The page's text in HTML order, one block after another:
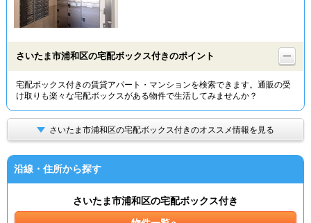
物件特集から
TOP
さいたま市浦和区の宅配ボックス付きのポイント
宅配ボックス付きの賃貸アパート・マンションを検索できます。通販の受
け取りも楽々な宅配ボックスがある物件で生活してみませんか？
さいたま市浦和区の宅配ボックス付きのオススメ情報を見る
沿線・住所から探す
さいたま市浦和区の宅配ボックス付き